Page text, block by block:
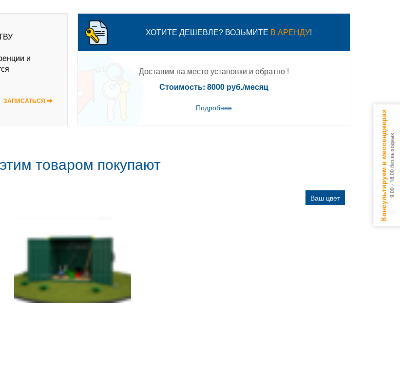
Консультируем в мессенджерах9.00 - 18.00 без выходных
и
ЗАПИСАТЬСЯ
ХОТИТЕ ДЕШЕВЛЕ? ВОЗЬМИТЕ В АРЕНДУ!
Доставим на место установки и обратно !
Стоимость: 8000 руб./месяц
Подробнее
товаром покупают
Ваш цвет